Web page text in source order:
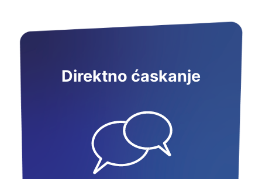
Direktno ćaskanje